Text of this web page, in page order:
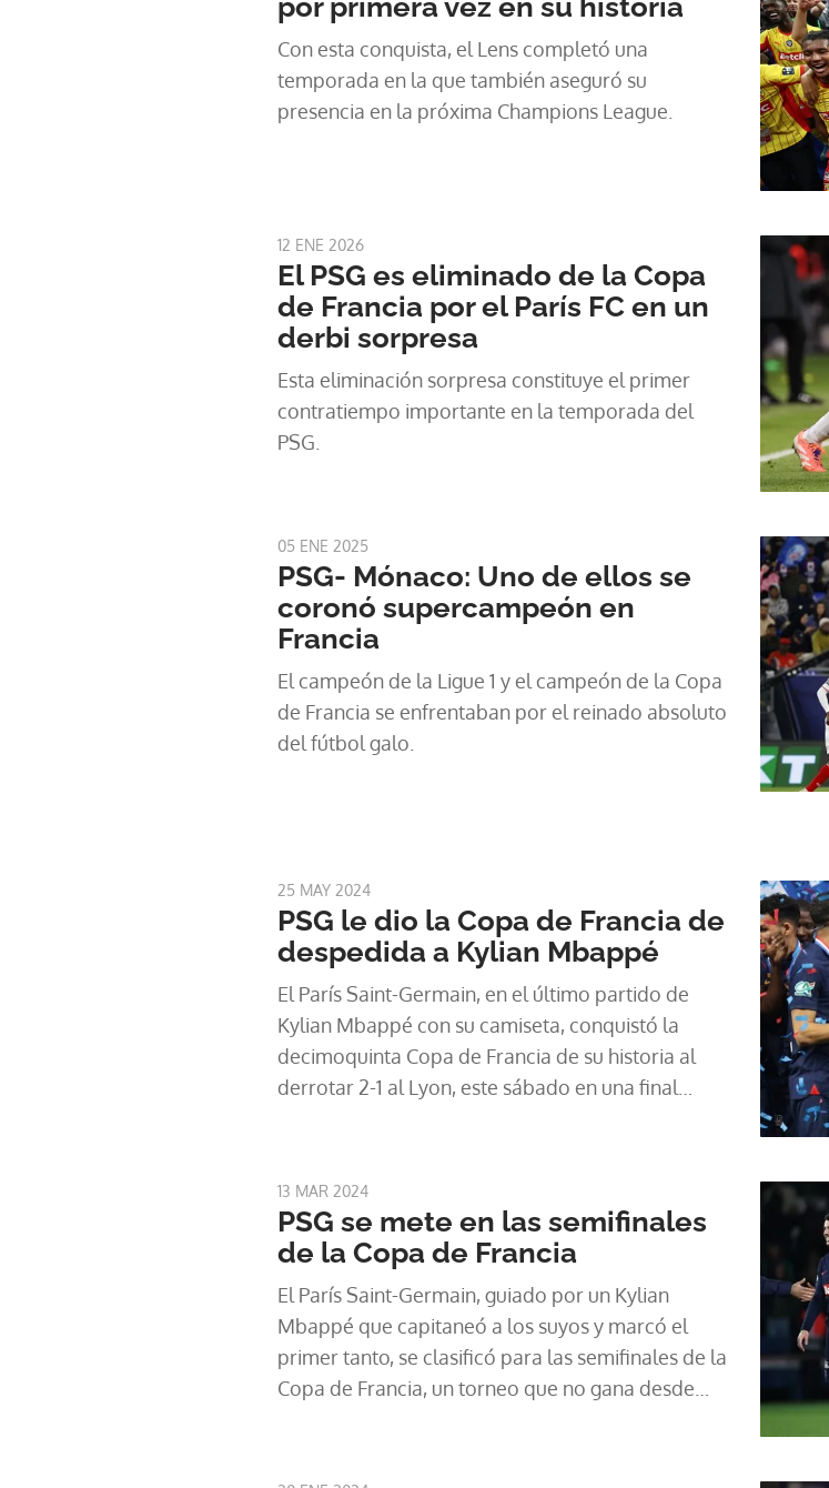
por primera vez en su historia
Con esta conquista, el Lens completó una
temporada en la que también aseguró su
presencia en la próxima Champions League.
12 ENE 2026
El PSG es eliminado de la Copa
de Francia por el París FC en un
derbi sorpresa
Esta eliminación sorpresa constituye el primer
contratiempo importante en la temporada del
PSG.
05 ENE 2025
PSG- Mónaco: Uno de ellos se
coronó supercampeón en
Francia
El campeón de la Ligue 1 y el campeón de la Copa
de Francia se enfrentaban por el reinado absoluto
del fútbol galo.
25 MAY 2024
PSG le dio la Copa de Francia de
despedida a Kylian Mbappé
El París Saint-Germain, en el último partido de
Kylian Mbappé con su camiseta, conquistó la
decimoquinta Copa de Francia de su historia al
derrotar 2-1 al Lyon, este sábado en una final
13 MAR 2024
PSG se mete en las semifinales
de la Copa de Francia
El París Saint-Germain, guiado por un Kylian
Mbappé que capitaneó a los suyos y marcó el
primer tanto, se clasificó para las semifinales de la
Copa de Francia, un torneo que no gana desde